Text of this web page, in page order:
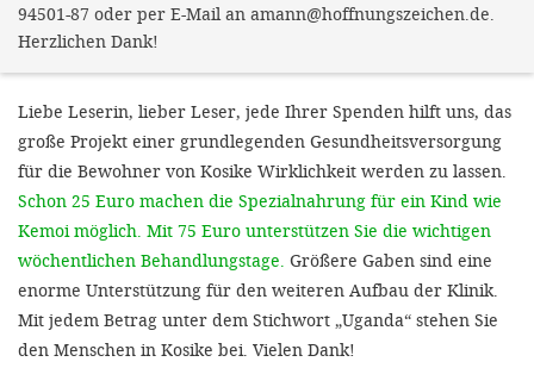
94501-87 oder per E-Mail an amann@hoffnungszeichen.de.
Herzlichen Dank!
Liebe Leserin, lieber Leser, jede Ihrer Spenden hilft uns, das
große Projekt einer grundlegenden Gesundheitsversorgung
für die Bewohner von Kosike Wirklichkeit werden zu lassen.
Schon 25 Euro machen die Spezialnahrung für ein Kind wie
Kemoi möglich. Mit 75 Euro unterstützen Sie die wichtigen
wöchentlichen Behandlungstage. Größere Gaben sind eine
enorme Unterstützung für den weiteren Aufbau der Klinik.
Mit jedem Betrag unter dem Stichwort „Uganda“ stehen Sie
den Menschen in Kosike bei. Vielen Dank!